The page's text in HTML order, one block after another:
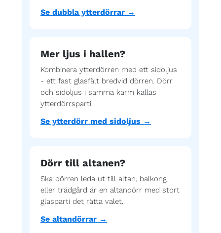
Se dubbla ytterdörrar →
Mer ljus i hallen?
Kombinera ytterdörren med ett sidoljus
- ett fast glasfält bredvid dörren. Dörr
och sidoljus i samma karm kallas
ytterdörrsparti.
Se ytterdörr med sidoljus →
Dörr till altanen?
Ska dörren leda ut till altan, balkong
eller trädgård är en altandörr med stort
glasparti det rätta valet.
Se altandörrar →